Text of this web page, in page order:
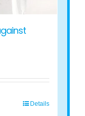
Details